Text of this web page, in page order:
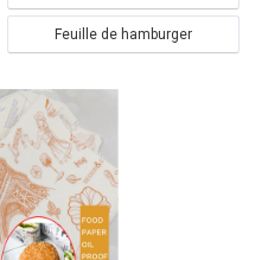
Feuille de hamburger